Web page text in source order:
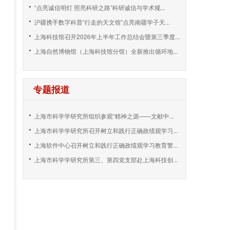
“点亮诚信明灯 照亮科研之路”科研诚信与学术规...
沪疆携手数字科普“行走的天文馆”点亮南疆学子天...
上海科技馆召开2026年上半年工作总结会暨第三季度...
上海自然博物馆（上海科技馆分馆）全新推出循环地...
专题报道
上海市科学学研究所组织参观“精神之源——文献中...
上海市科学学研究所召开树立和践行正确政绩观学习...
上海软件中心召开树立和践行正确政绩观学习教育警...
上海市科学学研究所第三、第四党支部赴上海科技创...